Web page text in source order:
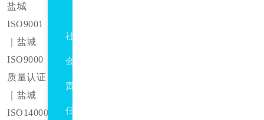
盐城
ISO9001
｜盐城
ISO9000
质量认证
｜盐城
ISO140001
社
会
责
任